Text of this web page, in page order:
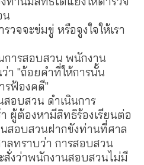
น
ะข่มขู่ หรือจูงใจให้เรา
รสอบสวน พนักงาน
า "ถ้อยคำที่ให้การนั้น
รฟ้องคดี"
สวน ดำเนินการ
ผู้ต้องหามีสิทธิร้องเรียนต่อ
อบสวนฝากขังท่านที่ศาล
ลทราบว่า การสอบสวน
สั่งว่าพนักงานสอบสวนไม่มี